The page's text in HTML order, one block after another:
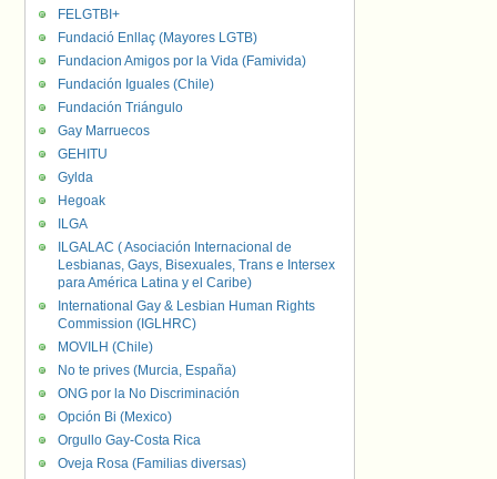
FELGTBI+
Fundació Enllaç (Mayores LGTB)
Fundacion Amigos por la Vida (Famivida)
Fundación Iguales (Chile)
Fundación Triángulo
Gay Marruecos
GEHITU
Gylda
Hegoak
ILGA
ILGALAC ( Asociación Internacional de
Lesbianas, Gays, Bisexuales, Trans e Intersex
para América Latina y el Caribe)
International Gay & Lesbian Human Rights
Commission (IGLHRC)
MOVILH (Chile)
No te prives (Murcia, España)
ONG por la No Discriminación
Opción Bi (Mexico)
Orgullo Gay-Costa Rica
Oveja Rosa (Familias diversas)